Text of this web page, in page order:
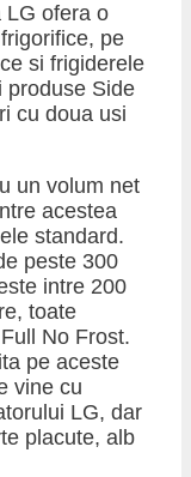
LG ofera o
pe
si frigiderele
produse Side
cu doua usi
un volum net
acestea
standard.
peste 300
intre 200
toate
No Frost.
pe aceste
vine cu
LG, dar
placute, alb